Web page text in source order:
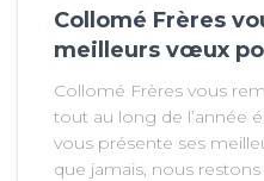
Collomé Frères
meilleurs vœux
Collomé Frères vous
tout au long de l’année
vous présente ses
que jamais, nous